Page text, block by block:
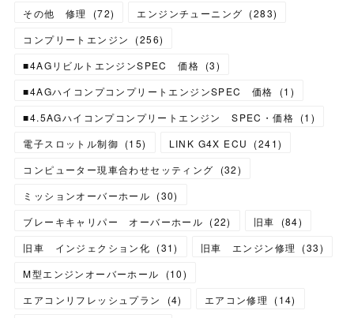
その他 修理 (72) エンジンチューニング (283)
コンプリートエンジン
(256)
■4AGリビルトエンジンSPEC 価格 (3)
■4AGハイコンプコンプリートエンジンSPEC 価格
(1 )
■4.5AGハイコンプコンプリートエンジン SPEC・価格 (1 )
電子スロットル制御 (15) LINK G4X ECU (241)
コンピューター現車合わせセッティング
(32)
ミッションオーバーホール (30)
ブレーキキャリパー オーバーホール (22) 旧車 (84)
旧車 インジェクション化 (31) 旧車 エンジン修理 (33)
M型エンジンオーバーホール
(10)
エアコンリフレッシュプラン
(4) エアコン修理 (14)